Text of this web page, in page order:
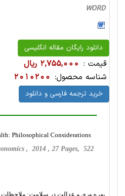
WORD
دانلود رایگان مقاله انگلیسی
قیمت : 2,755,000 ریال
شناسه محصول: 2010200
خرید ترجمه فارسی و دانلود
Philosophical Considerations
, 2014 , 27 Pages, 522
بهره وری و عدالت در سلامت: